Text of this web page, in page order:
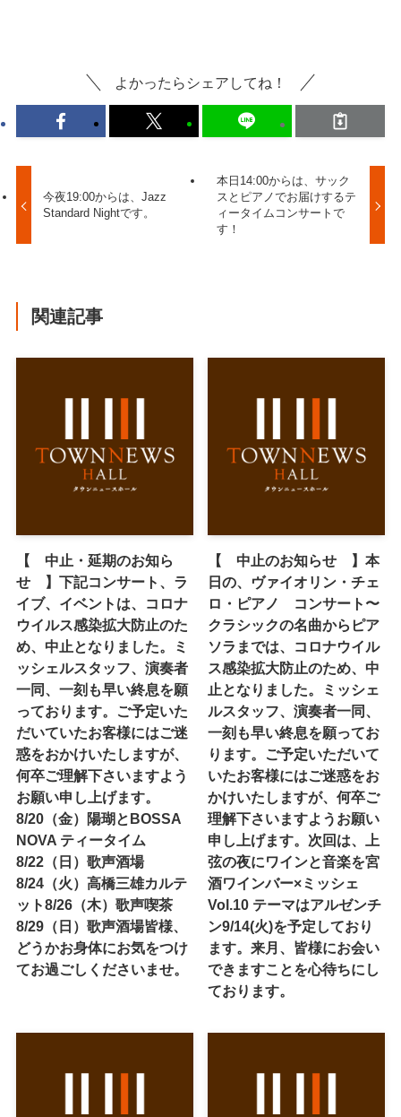
よかったらシェアしてね！
今夜19:00からは、Jazz
Standard Nightです。
本日14:00からは、サック
スとピアノでお届けするテ
ィータイムコンサートで
す！
関連記事
【 中止・延期のお知ら
せ 】下記コンサート、ラ
イブ、イベントは、コロナ
ウイルス感染拡大防止のた
め、中止となりました。ミ
ッシェルスタッフ、演奏者
一同、一刻も早い終息を願
っております。ご予定いた
だいていたお客様にはご迷
惑をおかけいたしますが、
何卒ご理解下さいますよう
お願い申し上げます。
8/20（金）陽瑚とBOSSA
NOVA ティータイム
8/22（日）歌声酒場
8/24（火）高橋三雄カルテ
ット8/26（木）歌声喫茶
8/29（日）歌声酒場皆様、
どうかお身体にお気をつけ
てお過ごしくださいませ。
【 中止のお知らせ 】本
日の、ヴァイオリン・チェ
ロ・ピアノ コンサート〜
クラシックの名曲からピア
ソラまでは、コロナウイル
ス感染拡大防止のため、中
止となりました。ミッシェ
ルスタッフ、演奏者一同、
一刻も早い終息を願ってお
ります。ご予定いただいて
いたお客様にはご迷惑をお
かけいたしますが、何卒ご
理解下さいますようお願い
申し上げます。次回は、上
弦の夜にワインと音楽を宮
酒ワインバー×ミッシェ
Vol.10 テーマはアルゼンチ
ン9/14(火)を予定しており
ます。来月、皆様にお会い
できますことを心待ちにし
ております。